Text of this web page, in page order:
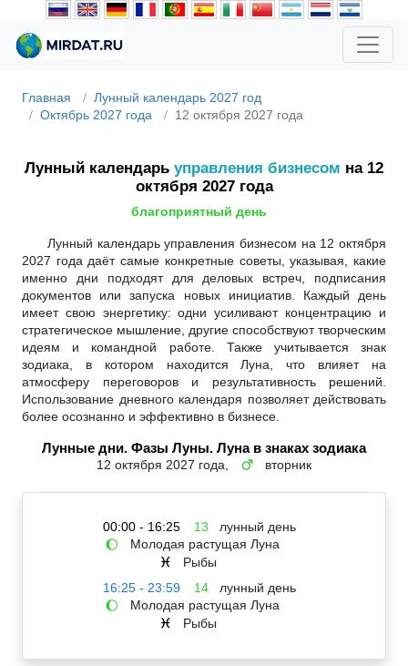
Главная
Лунный календарь 2027 год
Октябрь 2027 года
12 октября 2027 года
Лунный календарь управления бизнесом на 12
октября 2027 года
благоприятный день
Лунный календарь управления бизнесом на 12 октября
2027 года даёт самые конкретные советы, указывая, какие
именно дни подходят для деловых встреч, подписания
документов или запуска новых инициатив. Каждый день
имеет свою энергетику: одни усиливают концентрацию и
стратегическое мышление, другие способствуют творческим
идеям и командной работе. Также учитывается знак
зодиака, в котором находится Луна, что влияет на
атмосферу переговоров и результативность решений.
Использование дневного календаря позволяет действовать
более осознанно и эффективно в бизнесе.
Лунные дни. Фазы Луны. Луна в знаках зодиака
12 октября 2027 года, ♂ вторник
00:00 - 16:25 13 лунный день
🌔 Молодая растущая Луна
♓
Рыбы
16:25 - 23:59
14 лунный день
🌔 Молодая растущая Луна
♓ Рыбы